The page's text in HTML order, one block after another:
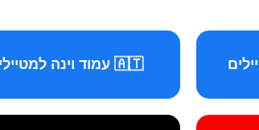
🇦🇹 עמוד וינה למטיילים